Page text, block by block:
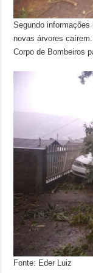
Segundo
novas árvores
Corpo de Bombeiros
Fonte: Eder Luiz